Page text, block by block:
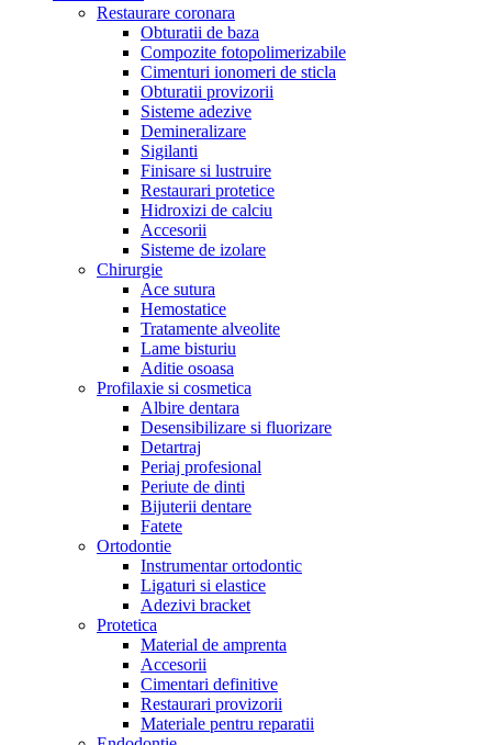
Restaurare coronara
Obturatii de baza
Compozite fotopolimerizabile
Cimenturi ionomeri de sticla
Obturatii provizorii
Sisteme adezive
Demineralizare
Sigilanti
Finisare si lustruire
Restaurari protetice
Hidroxizi de calciu
Accesorii
Sisteme de izolare
Chirurgie
Ace sutura
Hemostatice
Tratamente alveolite
Lame bisturiu
Aditie osoasa
Profilaxie si cosmetica
Albire dentara
Desensibilizare si fluorizare
Detartraj
Periaj profesional
Periute de dinti
Bijuterii dentare
Fatete
Ortodontie
Instrumentar ortodontic
Ligaturi si elastice
Adezivi bracket
Protetica
Material de amprenta
Accesorii
Cimentari definitive
Restaurari provizorii
Materiale pentru reparatii